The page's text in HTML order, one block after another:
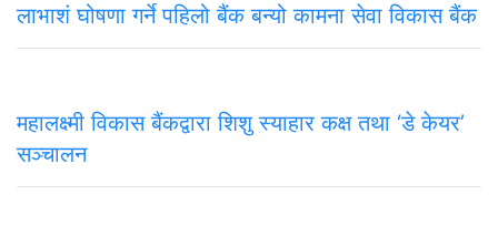
लाभाशं घोषणा गर्ने पहिलो बैंक बन्यो कामना सेवा विकास बैंक
महालक्ष्मी विकास बैंकद्वारा शिशु स्याहार कक्ष तथा ‘डे केयर’
सञ्चालन